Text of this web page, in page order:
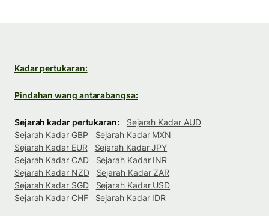
Kadar pertukaran:
Pindahan wang antarabangsa:
Sejarah kadar pertukaran:
Sejarah Kadar AUD
Sejarah Kadar GBP
Sejarah Kadar MXN
Sejarah Kadar EUR
Sejarah Kadar JPY
Sejarah Kadar CAD
Sejarah Kadar INR
Sejarah Kadar NZD
Sejarah Kadar ZAR
Sejarah Kadar SGD
Sejarah Kadar USD
Sejarah Kadar CHF
Sejarah Kadar IDR